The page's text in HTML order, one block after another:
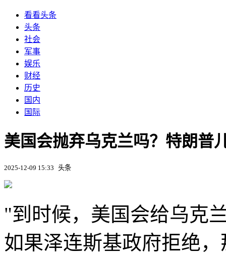
看看头条
头条
社会
军事
娱乐
财经
历史
国内
国际
美国会抛弃乌克兰吗？特朗普
2025-12-09 15:33 头条
"到时候，美国会给乌克
如果泽连斯基政府拒绝